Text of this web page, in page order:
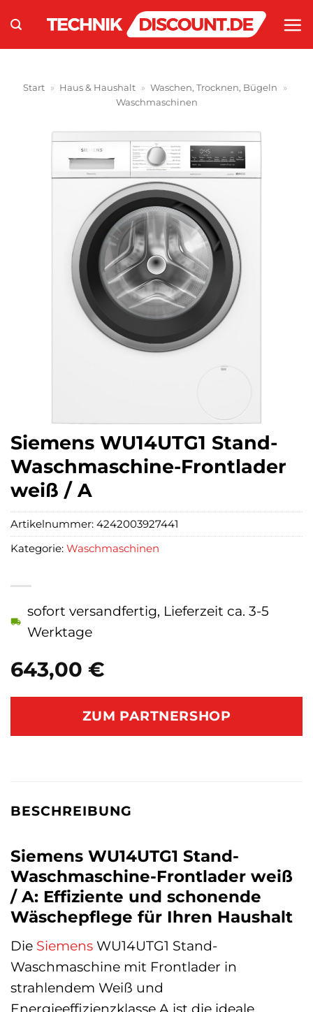
Inhalt
springen
Start » Haus & Haushalt » Waschen, Trocknen, Bügeln
»
Waschmaschinen
Siemens WU14UTG1 Stand-
Waschmaschine-Frontlader
weiß / A
643,00 €
sofort versandfertig, Lieferzeit ca. 3-5
Werktage
ZUM PARTNERSHOP
Artikelnummer: 4242003927441
Kategorie: Waschmaschinen
BESCHREIBUNG
Siemens WU14UTG1 Stand-
Waschmaschine-Frontlader weiß
/ A: Effiziente und schonende
Wäschepflege für Ihren Haushalt
Die Siemens WU14UTG1 Stand-
Waschmaschine mit Frontlader in
strahlendem Weiß und
Energieeffizienzklasse A ist die ideale